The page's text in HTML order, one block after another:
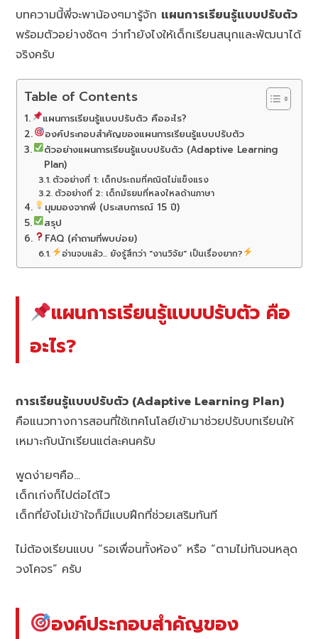
บทความนี้พี่จะพาน้องๆมารู้จัก แผนการเรียนรู้แบบปรับตัว
พร้อมตัวอย่างชัดๆ ว่าทำยังไงให้เด็กเรียนสนุกและพัฒนาได้
จริงครับ
Table of Contents
แผนการเรียนรู้แบบปรับตัว คืออะไร?
องค์ประกอบสำคัญของแผนการเรียนรู้แบบปรับตัว
ตัวอย่างแผนการเรียนรู้แบบปรับตัว (Adaptive Learning
Plan)
ตัวอย่างที่ 1: เด็กประถมที่คณิตไม่แข็งแรง
ตัวอย่างที่ 2: เด็กมัธยมที่หลงใหลด้านภาษา
มุมมองจากพี่ (ประสบการณ์ 15 ปี)
สรุป
FAQ (คำถามที่พบบ่อย)
อ่านจบแล้ว... ยังรู้สึกว่า "งานวิจัย" เป็นเรื่องยาก?
แผนการเรียนรู้แบบปรับตัว คือ
อะไร?
การเรียนรู้แบบปรับตัว (Adaptive Learning Plan)
คือแนวทางการสอนที่ใช้เทคโนโลยีเข้ามาช่วยปรับบทเรียนให้
เหมาะกับนักเรียนแต่ละคนครับ
พูดง่ายๆคือ…
เด็กเก่งก็ไปต่อได้ไว
เด็กที่ยังไม่เข้าใจก็มีแบบฝึกที่ช่วยเสริมทันที
ไม่ต้องเรียนแบบ “รอเพื่อนทั้งห้อง” หรือ “ตามไม่ทันจนหลุด
วงโคจร” ครับ
องค์ประกอบสำคัญของ